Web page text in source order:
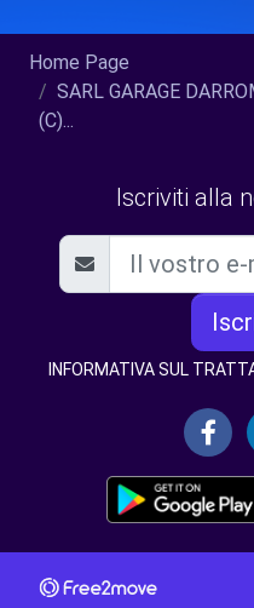
Home Page
SARL GARAGE
(C)...
Iscriviti alla
INFORMATIVA SUL